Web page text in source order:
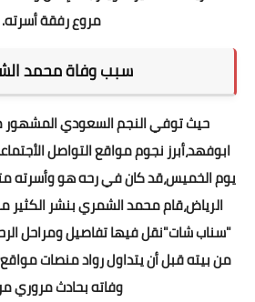
مروع رفقة أسرته.
سبب وفاة محمد
حيث توفي النجم السعودي
ابوفهد،أبرز نجوم مواقع التواصل
يوم الخميس،قد كان في رحه هو وأسرته
الرياض،قام محمد الشمري بنشر
"سناب شات"نقل فيها تفاصيل ومراحل
من بيته قبل أن يتداول رواد منصات
وفاته بحادث مروري